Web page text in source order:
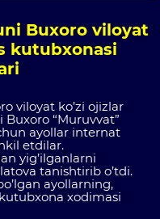
Buxoro viloyat
kutubxonasi
viloyat ko’zi ojizlar
“Muruvvat”
ayollar internat
etdilar.
yig’ilganlarni
tanishtirib o’tdi.
ayollarning,
xodimasi